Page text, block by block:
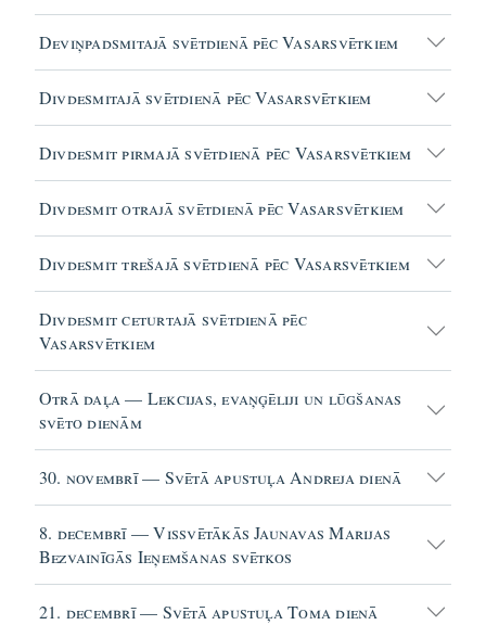
Deviņpadsmitajā svētdienā pēc Vasarsvētkiem
Divdesmitajā svētdienā pēc Vasarsvētkiem
Divdesmit pirmajā svētdienā pēc Vasarsvētkiem
Divdesmit otrajā svētdienā pēc Vasarsvētkiem
Divdesmit trešajā svētdienā pēc Vasarsvētkiem
Divdesmit ceturtajā svētdienā pēc
Vasarsvētkiem
Otrā daļa — Lekcijas, evaņģēliji un lūgšanas
svēto dienām
30. novembrī — Svētā apustuļa Andreja dienā
8. decembrī — Vissvētākās Jaunavas Marijas
Bezvainīgās Ieņemšanas svētkos
21. decembrī — Svētā apustuļa Toma dienā